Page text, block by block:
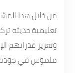
من خلال هذا
تعليمية حديثة
وتعزيز قدراتهم
ملموس في جودة